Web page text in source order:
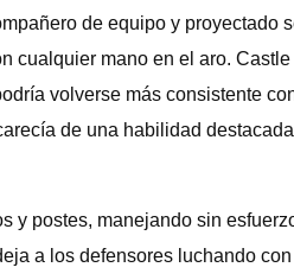
de equipo y proyectado
cualquier mano en el aro.
volverse más consistente
de una habilidad
y postes, manejando sin
a los defensores luchando